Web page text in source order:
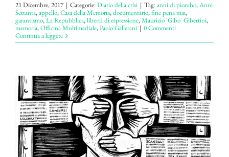
21 Dicembre, 2017 | Categorie:Diario della crisi | Tag:anni di piombo,Anni
Settanta,appello,Casa della Memoria,documentario,fine pena mai,
garantismo,La Repubblica,libertà di espressione,Maurizio 'Gibo' Gibertini,
memoria,Officina Multimediale,Paolo Gallerani | 0 Commenti
Continua a leggere